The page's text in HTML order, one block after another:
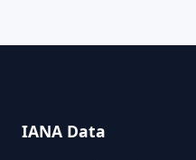
IANA Data